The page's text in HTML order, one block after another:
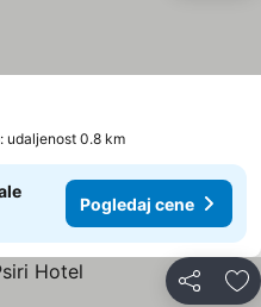
udaljenost 0.8 km
Pogledaj cene
Deli